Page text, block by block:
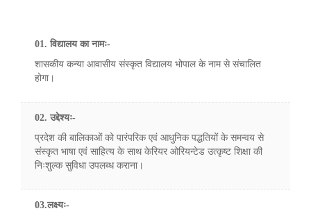
01. विद्यालय का नामः-
शासकीय कन्या आवासीय संस्कृत विद्यालय भोपाल के नाम से संचालित
होगा।
02. उद्देश्यः-
प्रदेश की बालिकाओं को पारंपरिक एवं आधुनिक पद्धतियों के समन्वय से
संस्कृत भाषा एवं साहित्य के साथ केरियर ओरियन्टेड उत्कृष्ट शिक्षा की
निःशुल्क सुविधा उपलब्ध कराना।
03.लक्ष्यः-